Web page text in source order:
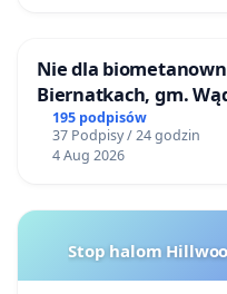
Nie dla
Biernatkach, gm.
195 podpisów
37 Podpisy / 24 godzin
4 Aug 2026
Stop halom